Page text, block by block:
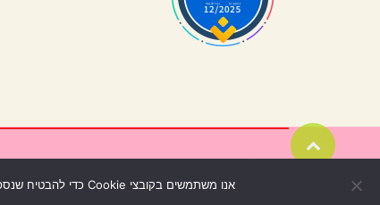
© כל הזכויות שמורות
גלילה
לראש
אנו משתמשים בקובצי Cookie כדי להבטיח שנספק לך את חוויית הגלישה הטובה ביותר באתר שלנו. בשימוש באתר שלנו הנך מסכים לשימוש בקובצי Cookie.